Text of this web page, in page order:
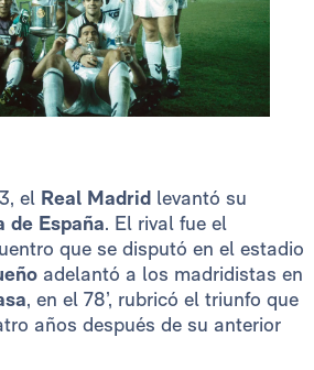
el Real Madrid levantó su
de España. El rival fue el
que se disputó en el estadio
adelantó a los madridistas en
, en el 78’, rubricó el triunfo que
años después de su anterior